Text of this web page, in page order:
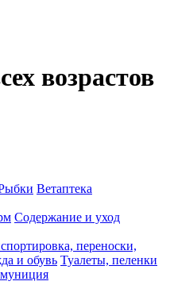
возрастов
Ветаптека
Содержание и уход
переноски,
и обувь Туалеты, пеленки